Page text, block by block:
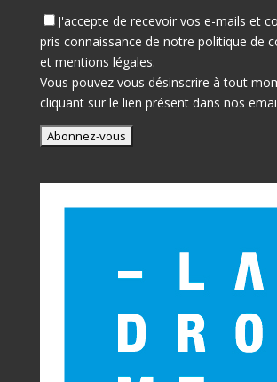
J'accepte de recevoir vos e-mails et
pris connaissance de notre politique de
et mentions légales.
Vous pouvez vous désinscrire à tout
cliquant sur le lien présent dans nos